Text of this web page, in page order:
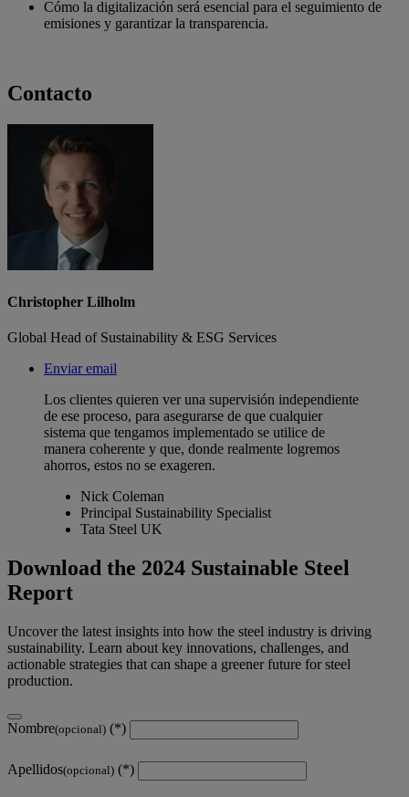
Cómo la digitalización será esencial para el seguimiento de
emisiones y garantizar la transparencia.
Contacto
Christopher Lilholm
Global Head of Sustainability & ESG Services
Enviar email
Los clientes quieren ver una supervisión independiente
de ese proceso, para asegurarse de que cualquier
sistema que tengamos implementado se utilice de
manera coherente y que, donde realmente logremos
ahorros, estos no se exageren.
Nick Coleman
Principal Sustainability Specialist
Tata Steel UK
Download the 2024 Sustainable Steel
Report
Uncover the latest insights into how the steel industry is driving
sustainability. Learn about key innovations, challenges, and
actionable strategies that can shape a greener future for steel
production.
Nombre(opcional)
Apellidos(opcional)